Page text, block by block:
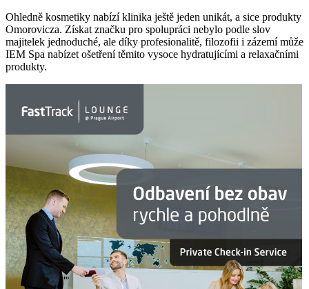
Ohledně kosmetiky nabízí klinika ještě jeden unikát, a sice produkty
Omorovicza. Získat značku pro spolupráci nebylo podle slov
majitelek jednoduché, ale díky profesionalitě, filozofii i zázemí může
IEM Spa nabízet ošetření těmito vysoce hydratujícími a relaxačními
produkty.